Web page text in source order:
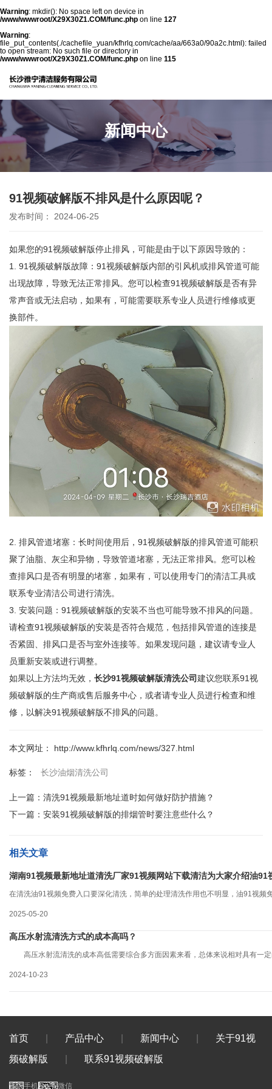
Warning: mkdir(): No space left on device in
/www/wwwroot/X29X30Z1.COM/func.php on line 127
Warning:
file_put_contents(./cachefile_yuan/kfhrlq.com/cache/aa/663a0/90a2c.html): failed
to open stream: No such file or directory in
/www/wwwroot/X29X30Z1.COM/func.php on line 115
新闻中心
91视频破解版不排风是什么原因呢？
发布时间： 2024-06-25
如果您的91视频破解版停止排风，可能是由于以下原因导致的：
1. 91视频破解版故障：91视频破解版内部的引风机或排风管道可能
出现故障，导致无法正常排风。您可以检查91视频破解版是否有异
常声音或无法启动，如果有，可能需要联系专业人员进行维修或更
换部件。
2. 排风管道堵塞：长时间使用后，91视频破解版的排风管道可能积
聚了油脂、灰尘和异物，导致管道堵塞，无法正常排风。您可以检
查排风口是否有明显的堵塞，如果有，可以使用专门的清洁工具或
联系专业清洁公司进行清洗。
3. 安装问题：91视频破解版的安装不当也可能导致不排风的问题。
请检查91视频破解版的安装是否符合规范，包括排风管道的连接是
否紧固、排风口是否与室外连接等。如果发现问题，建议请专业人
员重新安装或进行调整。
如果以上方法均无效， 长沙91视频破解版清洗公司建议您联系91视
频破解版的生产商或售后服务中心，或者请专业人员进行检查和维
修，以解决91视频破解版不排风的问题。
本文网址： http://www.kfhrlq.com/news/327.html
标签： 长沙油烟清洗公司
上一篇： 清洗91视频最新地址道时如何做好防护措施？
下一篇： 安装91视频破解版的排烟管时要注意些什么？
相关文章
湖南91视频最新地址道清洗厂家91视频网站下载清洁为大家介绍油91
在清洗油91视频免费入口要深化清洗，简单的处理清洗作用也不明显，油91视
2025-05-20
高压水射流清洗方式的成本高吗？
高压水射流清洗的成本高低需要综合多方面因素来看，总体来说相对具有一
2024-10-23
首页 产品中心 新闻中心
关于91视
频破解版
联系91视频破解版
手机 微信